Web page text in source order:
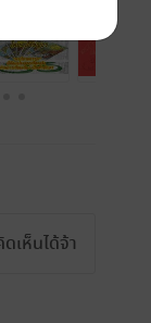
เห็นได้จ้า